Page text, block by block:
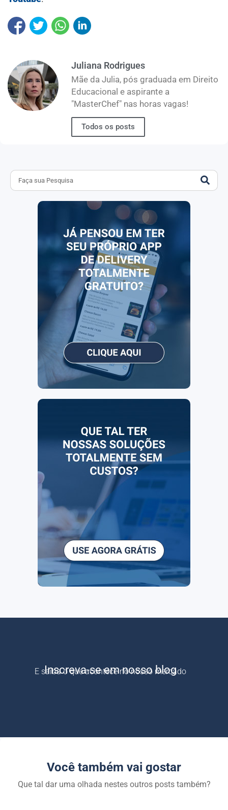
Juliana Rodrigues
Mãe da Julia, pós graduada em Direito
Educacional e aspirante a
"MasterChef" nas horas vagas!
Todos os posts
Inscreva-se em nosso blog
E saiba o que acontece no nosso mercado
Você também vai gostar
Que tal dar uma olhada nestes outros posts também?